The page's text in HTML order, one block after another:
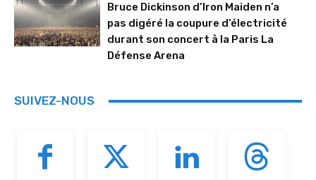
Bruce Dickinson d’Iron Maiden n’a
pas digéré la coupure d’électricité
durant son concert à la Paris La
Défense Arena
SUIVEZ-NOUS